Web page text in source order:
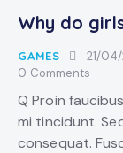
Why do
GAMES 21/
0 Comments
Q Proin
mi tincidunt.
consequat.